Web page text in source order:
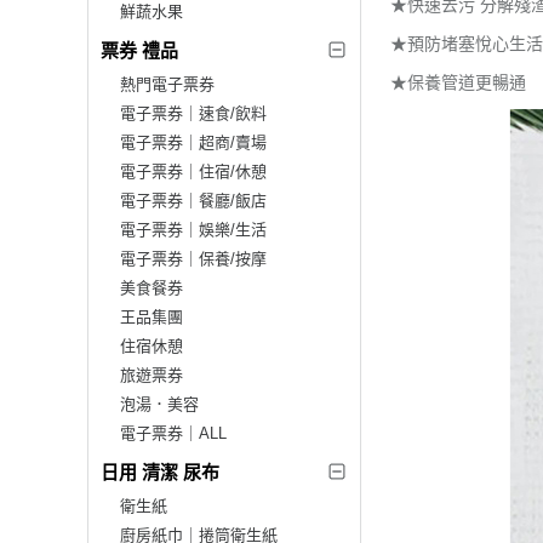
鮮蔬水果
票券 禮品
熱門電子票券
電子票券｜速食/飲料
電子票券｜超商/賣場
電子票券｜住宿/休憩
電子票券｜餐廳/飯店
電子票券｜娛樂/生活
電子票券｜保養/按摩
美食餐券
王品集團
住宿休憩
旅遊票券
泡湯．美容
電子票券｜ALL
日用 清潔 尿布
衛生紙
廚房紙巾｜捲筒衛生紙
★快速去污 分解殘
★預防堵塞悅心生活
★保養管道更暢通